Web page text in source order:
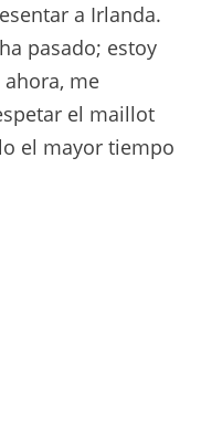
a Irlanda.
pasado; estoy
me
el maillot
el mayor tiempo